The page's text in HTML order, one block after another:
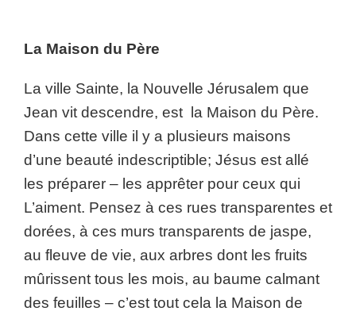
La Maison du Père
La ville Sainte, la Nouvelle Jérusalem que
Jean vit descendre, est la Maison du Père.
Dans cette ville il y a plusieurs maisons
d’une beauté indescriptible; Jésus est allé
les préparer – les apprêter pour ceux qui
L’aiment. Pensez à ces rues transparentes et
dorées, à ces murs transparents de jaspe,
au fleuve de vie, aux arbres dont les fruits
mûrissent tous les mois, au baume calmant
des feuilles – c’est tout cela la Maison de